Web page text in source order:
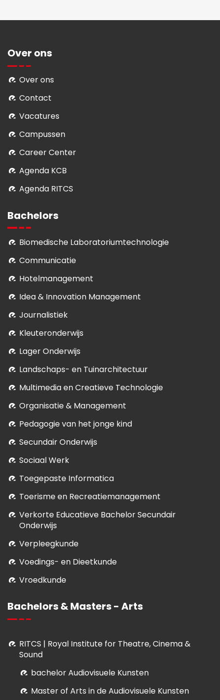
Over ons
Over ons
Contact
Vacatures
Campussen
Career Center
Agenda KCB
Agenda RITCS
Bachelors
Biomedische Laboratoriumtechnologie
Communicatie
Hotelmanagement
Idea & Innovation Management
Journalistiek
Kleuteronderwijs
Lager Onderwijs
Landschaps- en Tuinarchitectuur
Multimedia en Creatieve Technologie
Organisatie & Management
Pedagogie van het jonge kind
Secundair Onderwijs
Sociaal Werk
Toegepaste Informatica
Toerisme en Recreatiemanagement
Verkorte Educatieve Bachelor Secundair
Onderwijs
Verpleegkunde
Voedings- en Dieetkunde
Vroedkunde
Bachelors & Masters - Arts
RITCS | Royal Institute for Theatre, Cinema &
Sound
bachelor Audiovisuele Kunsten
Master of Arts in de Audiovisuele Kunsten